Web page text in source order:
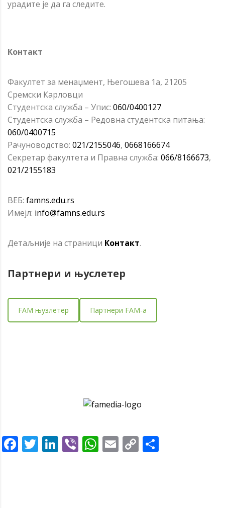
урадите је да га следите.
Контакт
Факултет за менаџмент, Његошева 1а, 21205
Сремски Карловци
Студентска служба – Упис: 060/0400127
Студентска служба – Редовна студентска питања:
060/0400715
Рачуноводство: 021/2155046, 0668166674
Секретар факултета и Правна служба: 066/8166673,
021/2155183
ВЕБ: famns.edu.rs
Имејл: info@famns.edu.rs
Детаљније на страници Контакт.
Партнери и њуслетер
FAM њузлетер Партнери FAM-a
Facebook
Twitter
LinkedIn
ViberWhatsApp
Email
Copy